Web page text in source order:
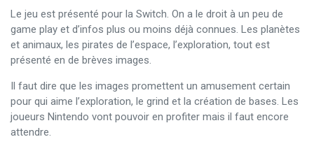
Le jeu est présenté pour la Switch. On a le droit à un peu de
game play et d’infos plus ou moins déjà connues. Les planètes
et animaux, les pirates de l’espace, l’exploration, tout est
présenté en de brèves images.
Il faut dire que les images promettent un amusement certain
pour qui aime l’exploration, le grind et la création de bases. Les
joueurs Nintendo vont pouvoir en profiter mais il faut encore
attendre.